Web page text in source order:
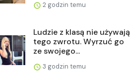
2 godzin temu
Ludzie z klasą nie używają
tego zwrotu. Wyrzuć go
ze swojego...
3 godzin temu